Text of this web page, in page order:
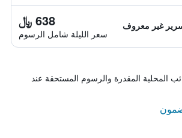
غير معروف 638 ﷼
سعر الليلة شامل الرسوم
المحلية المقدرة والرسوم المستحقة عند